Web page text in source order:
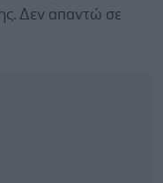
Δεν απαντώ σε